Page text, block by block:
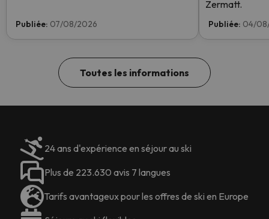
première place !
Publiée: 07/08/2026
Zermatt.
Publiée: 04/
Toutes les informations
24 ans d'expérience en séjour au ski
Plus de 223.630 avis 7 langues
Tarifs avantageux pour les offres de ski en Europe